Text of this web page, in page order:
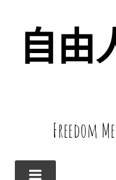
自由
Freedom